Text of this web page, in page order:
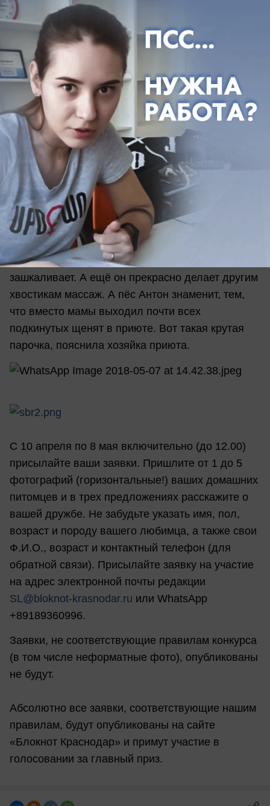
выбрала друг друга тоже загадка. Но дружба их
не разлей вода, они почти всегда вместе, -
рассказала Новелла Михайлова.
- Холодными вечерами так приятно согревать
друг друга. Ведь для чего нужны друзья?
Тигруля и Люсьена лучше всех знают, как не
замерзнуть в любое время года, - пояснила
Новелла.
- Кот Тигруля гордость приюта "Южный".
Любвеобильность и дружелюбность этого кота
зашкаливает. А ещё он прекрасно делает другим
хвостикам массаж. А пёс Антон знаменит, тем,
что вместо мамы выходил почти всех
подкинутых щенят в приюте. Вот такая крутая
парочка, пояснила хозяйка приюта.
С 10 апреля по 8 мая включительно (до 12.00)
присылайте ваши заявки. Пришлите от 1 до 5
фотографий (горизонтальные!) ваших домашних
питомцев и в трех предложениях расскажите о
вашей дружбе. Не забудьте указать имя, пол,
возраст и породу вашего любимца, а также свои
Ф.И.О., возраст и контактный телефон (для
обратной связи). Присылайте заявку на участие
на адрес электронной почты редакции
SL@bloknot-krasnodar.ru или WhatsApp
+89189360996.
Заявки, не соответствующие правилам конкурса
(в том числе неформатные фото), опубликованы
не будут.
Абсолютно все заявки, соответствующие нашим
правилам, будут опубликованы на сайте
«Блокнот Краснодар» и примут участие в
голосовании за главный приз.